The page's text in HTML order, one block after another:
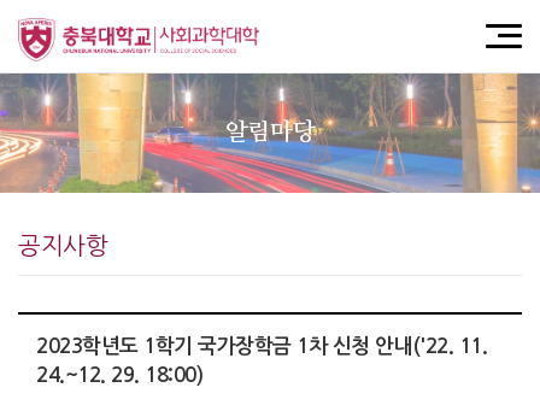
알림마당
공지사항
2023학년도 1학기 국가장학금 1차 신청 안내('22. 11.
24.~12. 29. 18:00)